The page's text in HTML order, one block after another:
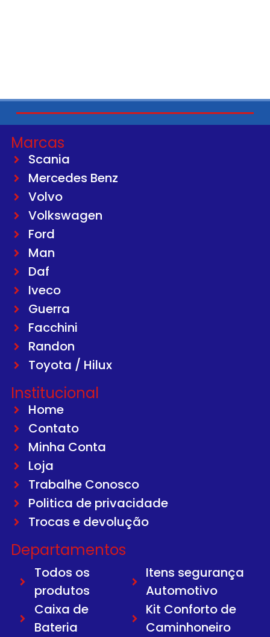
Marcas
Scania
Mercedes Benz
Volvo
Volkswagen
Ford
Man
Daf
Iveco
Guerra
Facchini
Randon
Toyota / Hilux
Institucional
Home
Contato
Minha Conta
Loja
Trabalhe Conosco
Politica de privacidade
Trocas e devolução
Departamentos
Todos os
produtos
Caixa de
Bateria
Itens segurança
Automotivo
Kit Conforto de
Caminhoneiro